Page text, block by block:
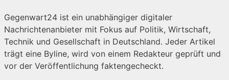
Gegenwart24 ist ein unabhängiger digitaler
Nachrichtenanbieter mit Fokus auf Politik, Wirtschaft,
Technik und Gesellschaft in Deutschland. Jeder Artikel
trägt eine Byline, wird von einem Redakteur geprüft und
vor der Veröffentlichung faktengecheckt.